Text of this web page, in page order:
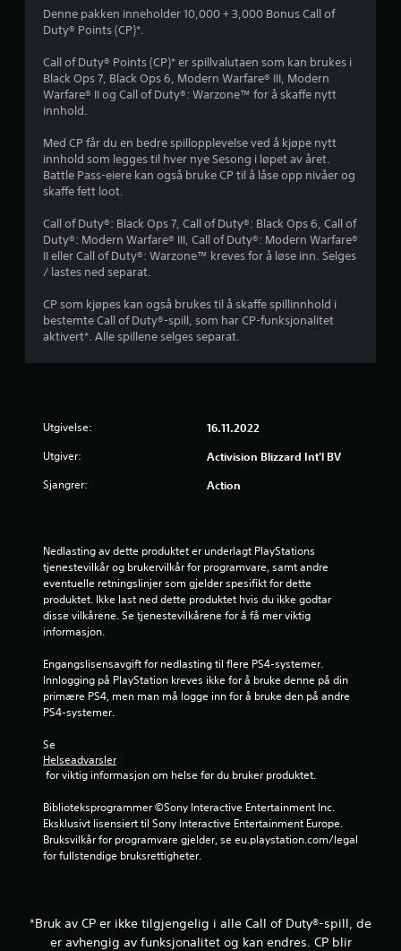
d
e
r
i
g
3
s
t
j
n
a
v
r
v
d
Denne pakken inneholder 10,000 + 3,000 Bonus Call of
Duty® Points (CP)*.
Call of Duty® Points (CP)* er spillvalutaen som kan brukes i
Black Ops 7, Black Ops 6, Modern Warfare® III, Modern
Warfare® II og Call of Duty®: Warzone™ for å skaffe nytt
innhold.
Med CP får du en bedre spillopplevelse ved å kjøpe nytt
innhold som legges til hver nye Sesong i løpet av året.
Battle Pass-eiere kan også bruke CP til å låse opp nivåer og
skaffe fett loot.
Call of Duty®: Black Ops 7, Call of Duty®: Black Ops 6, Call of
Duty®: Modern Warfare® III, Call of Duty®: Modern Warfare®
II eller Call of Duty®: Warzone™ kreves for å løse inn. Selges
/ lastes ned separat.
CP som kjøpes kan også brukes til å skaffe spillinnhold i
bestemte Call of Duty®-spill, som har CP-funksjonalitet
aktivert*. Alle spillene selges separat.
Utgivelse: 16.11.2022
Utgiver: Activision Blizzard Int'l BV
Sjangrer: Action
Nedlasting av dette produktet er underlagt PlayStations
tjenestevilkår og brukervilkår for programvare, samt andre
eventuelle retningslinjer som gjelder spesifikt for dette
produktet. Ikke last ned dette produktet hvis du ikke godtar
disse vilkårene. Se tjenestevilkårene for å få mer viktig
informasjon.
Engangslisensavgift for nedlasting til flere PS4-systemer.
Innlogging på PlayStation kreves ikke for å bruke denne på din
primære PS4, men man må logge inn for å bruke den på andre
PS4-systemer.
Se
Helseadvarsler
for viktig informasjon om helse før du bruker produktet.
Biblioteksprogrammer ©Sony Interactive Entertainment Inc.
Eksklusivt lisensiert til Sony Interactive Entertainment Europe.
Bruksvilkår for programvare gjelder, se eu.playstation.com/legal
for fullstendige bruksrettigheter.
*Bruk av CP er ikke tilgjengelig i alle Call of Duty®-spill, de
er avhengig av funksjonalitet og kan endres. CP blir